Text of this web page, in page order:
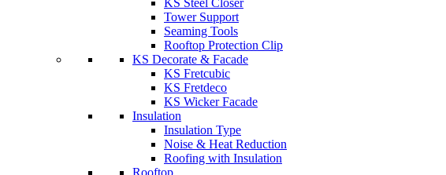
KS Steel Closer
Tower Support
Seaming Tools
Rooftop Protection Clip
KS Decorate & Facade
KS Fretcubic
KS Fretdeco
KS Wicker Facade
Insulation
Insulation Type
Noise & Heat Reduction
Roofing with Insulation
Rooftop